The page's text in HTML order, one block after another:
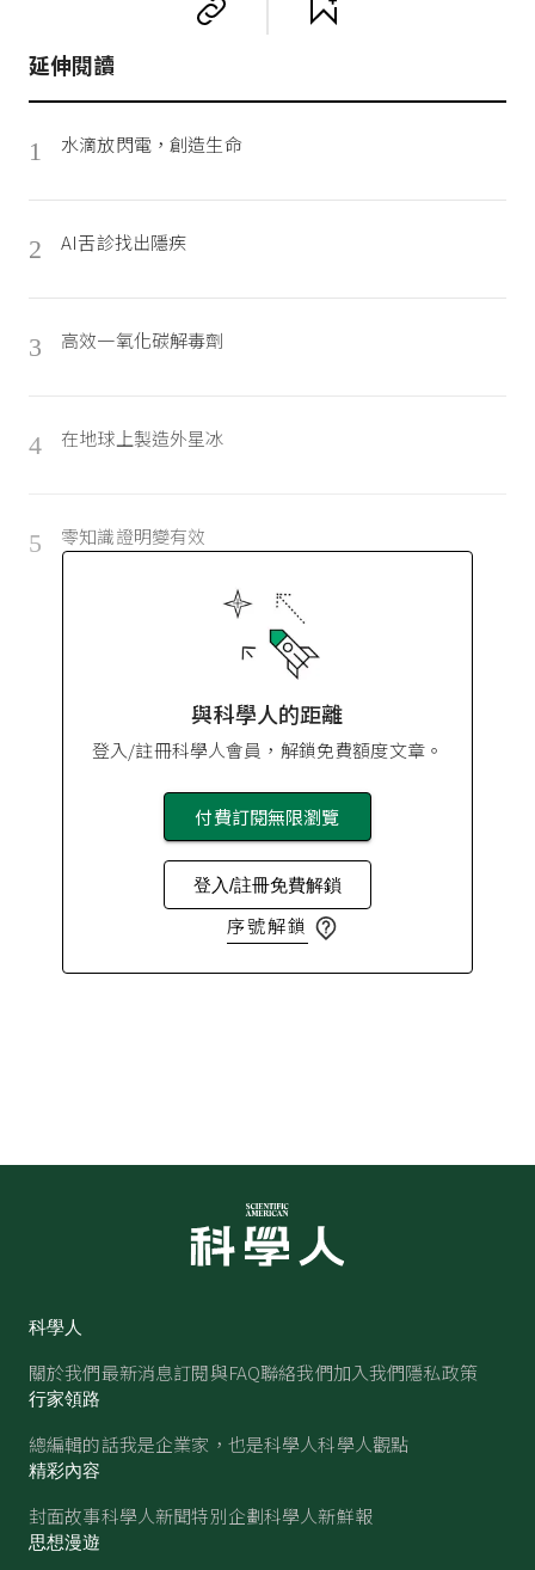
延伸閱讀
1 水滴放閃電，創造生命
2 AI舌診找出隱疾
3 高效一氧化碳解毒劑
4 在地球上製造外星冰
5 零知識證明變有效
與科學人的距離
登入/註冊科學人會員，解鎖免費額度文章。
付費訂閱無限瀏覽
登入/註冊免費解鎖
序號解鎖
科學人
關於我們最新消息訂閱與FAQ聯絡我們加入我們隱私政策
行家領路
總編輯的話我是企業家，也是科學人科學人觀點
精彩內容
封面故事科學人新聞特別企劃科學人新鮮報
思想漫遊